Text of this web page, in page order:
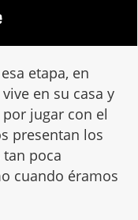
etapa, en
en su casa y
jugar con el
presentan los
poca
cuando éramos